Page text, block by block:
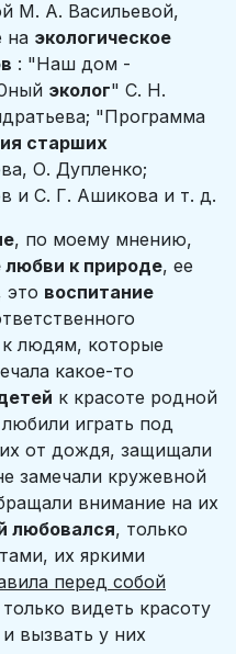
М. А. Васильевой,
на экологическое
: "Наш дом -
эколог" С. Н.
"Программа
старших
О. Дупленко;
и С. Г. Ашикова и т. д.
, по моему мнению,
любви к природе, ее
это воспитание
людям, которые
какое-то
к красоте родной
играть под
от дождя, защищали
замечали кружевной
внимание на их
любовался, только
их яркими
перед собой
видеть красоту
вызвать у них